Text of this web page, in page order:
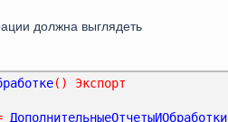
должна выглядеть
() Экспорт
ДополнительныеОтчетыИОбработки